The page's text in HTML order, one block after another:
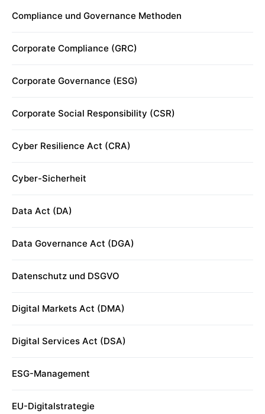
Compliance und Governance Methoden
Corporate Compliance (GRC)
Corporate Governance (ESG)
Corporate Social Responsibility (CSR)
Cyber Resilience Act (CRA)
Cyber-Sicherheit
Data Act (DA)
Data Governance Act (DGA)
Datenschutz und DSGVO
Digital Markets Act (DMA)
Digital Services Act (DSA)
ESG-Management
EU-Digitalstrategie